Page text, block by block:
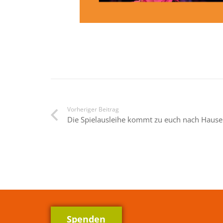
Vorheriger Beitrag
Die Spielausleihe kommt zu euch nach
Spenden